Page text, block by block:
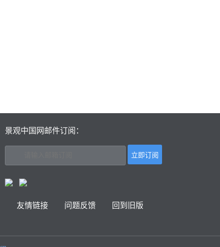
景观中国网邮件订阅：
友情链接 问题反馈 回到旧版